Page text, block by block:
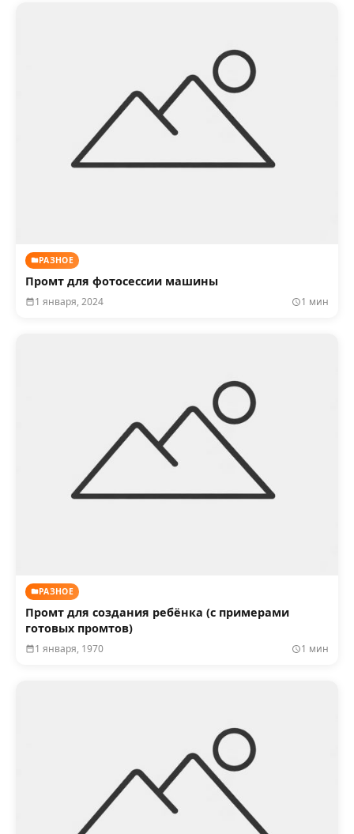
РАЗНОЕ
Промт для фотосессии машины
1 января, 2024 1 мин
РАЗНОЕ
Промт для создания ребёнка (с примерами
готовых промтов)
1 января, 1970 1 мин